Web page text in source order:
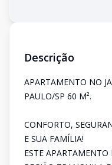
Descrição
APARTAMENTO NO
PAULO/SP 60 M².
CONFORTO,
E SUA FAMÍLIA!
ESTE